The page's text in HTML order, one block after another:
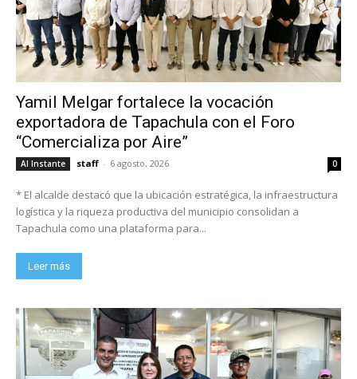
Yamil Melgar fortalece la vocación
exportadora de Tapachula con el Foro
“Comercializa por Aire”
Al Instante staff - 6 agosto, 2026 0
* El alcalde destacó que la ubicación estratégica, la infraestructura
logística y la riqueza productiva del municipio consolidan a
Tapachula como una plataforma para...
Leer más